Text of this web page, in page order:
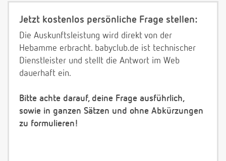
Jetzt kostenlos persönliche Frage stellen:
Die Auskunftsleistung wird direkt von der
Hebamme erbracht. babyclub.de ist technischer
Dienstleister und stellt die Antwort im Web
dauerhaft ein.
Bitte achte darauf, deine Frage ausführlich,
sowie in ganzen Sätzen und ohne Abkürzungen
zu formulieren!